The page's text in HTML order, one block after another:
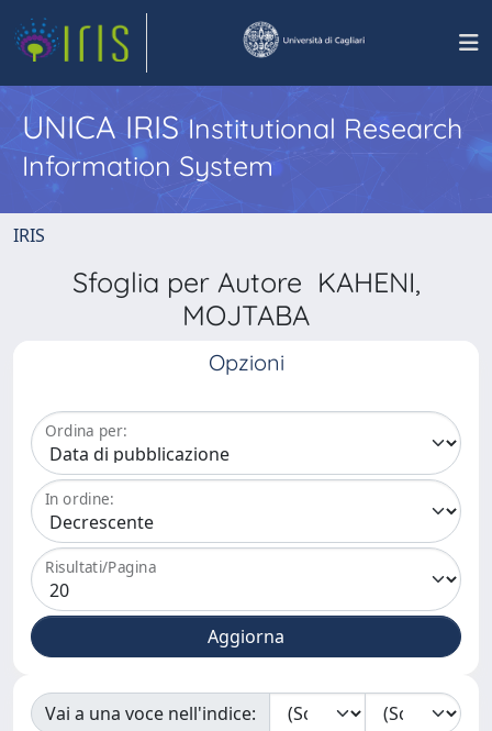
UNICA IRISInstitutional Research
Information System
IRIS
Sfoglia per Autore KAHENI,
MOJTABA
Opzioni
Ordina per:
In ordine:
Risultati/Pagina
Vai a una voce nell'indice: